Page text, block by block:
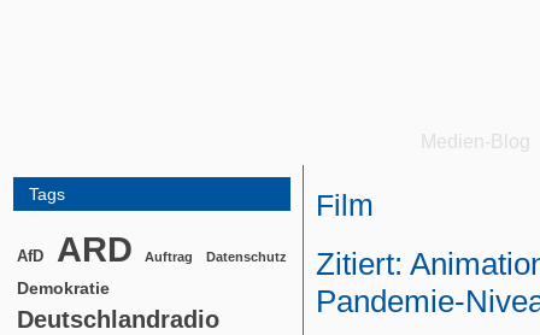
Medien-Blog
Tags
AfD ARD Auftrag Datenschutz
Demokratie
Deutschlandradio
Film
Zitiert:
Pandemie-